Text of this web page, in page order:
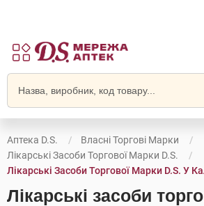
Аптека D.S.
Власні Торгові Марки
Лікарські Засоби Торгової Марки D.S.
Лікарські Засоби Торгової Марки D.S. У
Лікарські засоби